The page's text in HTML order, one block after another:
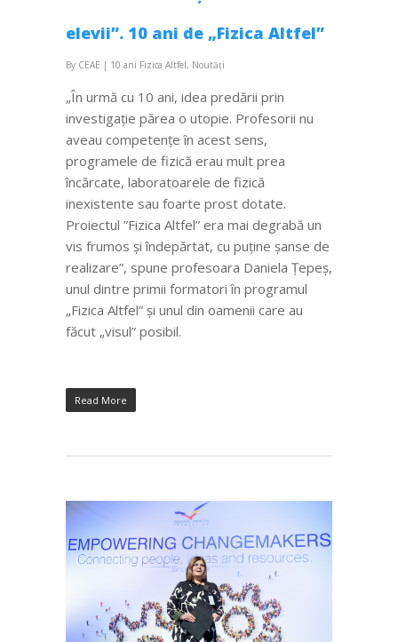
elevii”. 10 ani de „Fizica Altfel”
By CEAE | 10 ani Fizica Altfel, Noutăți
„În urmă cu 10 ani, idea predării prin
investigație părea o utopie. Profesorii nu
aveau competențe în acest sens,
programele de fizică erau mult prea
încărcate, laboratoarele de fizică
inexistente sau foarte prost dotate.
Proiectul ”Fizica Altfel” era mai degrabă un
vis frumos și îndepărtat, cu puține șanse de
realizare”, spune profesoara Daniela Țepeș,
unul dintre primii formatori în programul
„Fizica Altfel” și unul din oamenii care au
făcut „visul” posibil.
Read More